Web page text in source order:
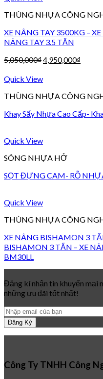
THÙNG NHỰA CÔNG
XE NÂNG TAY 3500KG –
NÂNG TAY 3.5 TẤN
5,050,000₫4,950,000₫
Quick View
THÙNG NHỰA CÔNG
Khay Sấy Nhựa Cao Cấp-
Quick View
SÓNG NHỰA HỞ
SỌT ĐỰNG CAM- RỖ
Quick View
THÙNG NHỰA CÔNG
XE NÂNG BISHAMON 3
BISHAMON 3 TẤN – XE
BM30LL
Đăng kí nhận tin khuyến mại
những ưu đãi tốt nhất!
Công Ty TNHH Công